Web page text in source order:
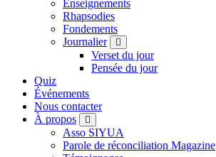
Enseignements
Rhapsodies
Fondements
Journalier
Verset du jour
Pensée du jour
Quiz
Événements
Nous contacter
À propos
Asso SIYUA
Parole de réconciliation Magazine